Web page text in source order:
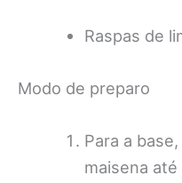
Raspas de
Modo de preparo
Para a
maisena